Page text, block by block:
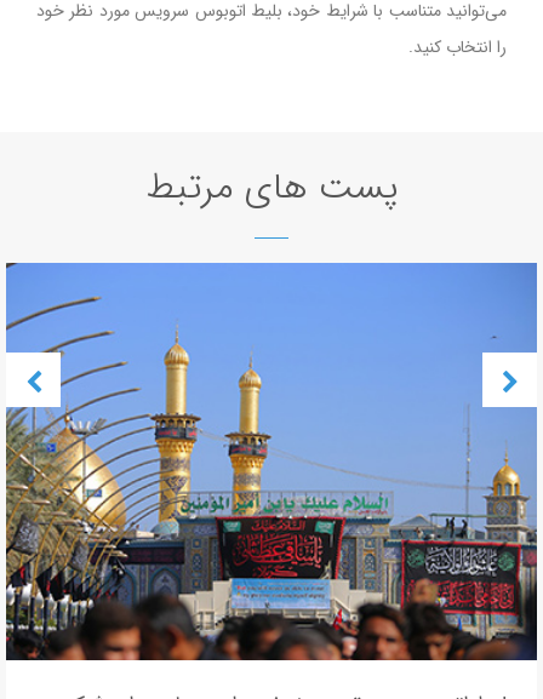
می‌توانید متناسب با شرایط خود، بلیط اتوبوس سرویس مورد نظر خود
را انتخاب کنید.
پست های مرتبط